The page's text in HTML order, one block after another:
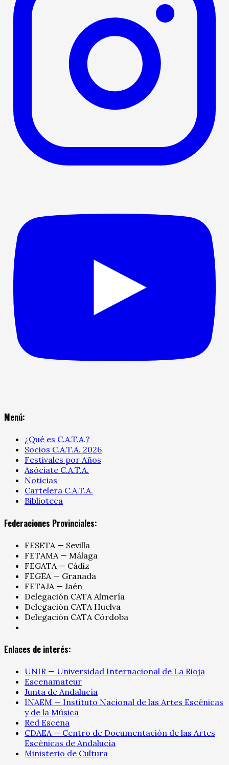
Menú:
¿Qué es C.A.T.A.?
Socios C.A.T.A. 2026
Festivales por Años
Asóciate C.A.T.A.
Noticias
Cartelera C.A.T.A.
Biblioteca
Federaciones Provinciales:
FESETA — Sevilla
FETAMA — Málaga
FEGATA — Cádiz
FEGEA — Granada
FETAJA — Jaén
Delegación CATA Almería
Delegación CATA Huelva
Delegación CATA Córdoba
Enlaces de interés:
UNIR — Universidad Internacional de La Rioja
Escenamateur
Junta de Andalucía
INAEM — Instituto Nacional de las Artes Escénicas
y de la Música
Red Escena
CDAEA — Centro de Documentación de las Artes
Escénicas de Andalucía
Ministerio de Cultura